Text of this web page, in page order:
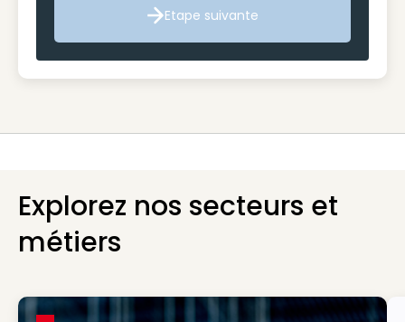
Etape suivante
Etape suivante
Explorez nos secteurs et
métiers